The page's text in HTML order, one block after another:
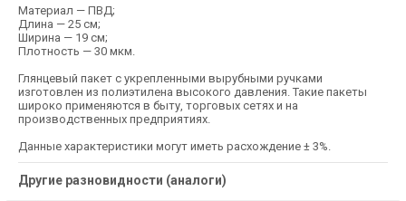
Материал — ПВД;
Длина — 25 см;
Ширина — 19 см;
Плотность — 30 мкм.
Глянцевый пакет с укрепленными вырубными ручками
изготовлен из полиэтилена высокого давления. Такие пакеты
широко применяются в быту, торговых сетях и на
производственных предприятиях.
Данные характеристики могут иметь расхождение ± 3%.
Другие разновидности (аналоги)